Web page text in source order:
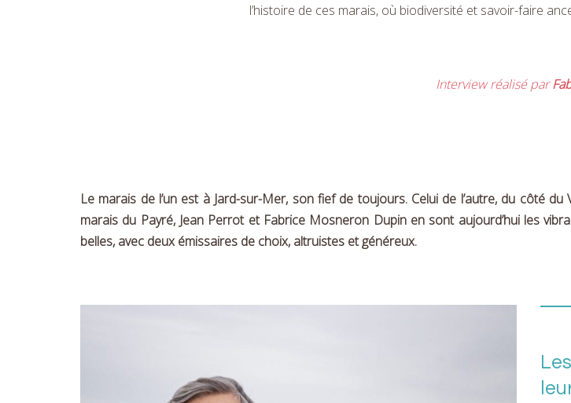
l’histoire de ces marais, où biodiversité et savoir-faire
Interview réalisé par
Le marais de l’un est à Jard-sur-Mer, son fief de toujours. Celui de l’autre, du côté du
marais du Payré, Jean Perrot et Fabrice Mosneron Dupin en sont aujourd’hui les
belles, avec deux émissaires de choix, altruistes et généreux.